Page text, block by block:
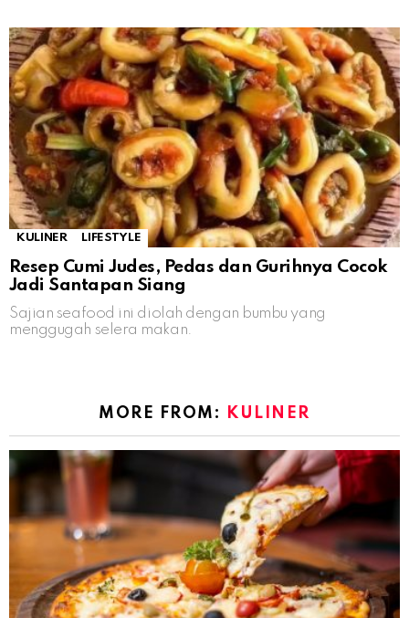
KULINER LIFESTYLE
Resep Cumi Judes, Pedas dan Gurihnya Cocok
Jadi Santapan Siang
Sajian seafood ini diolah dengan bumbu yang
menggugah selera makan.
MORE FROM: KULINER